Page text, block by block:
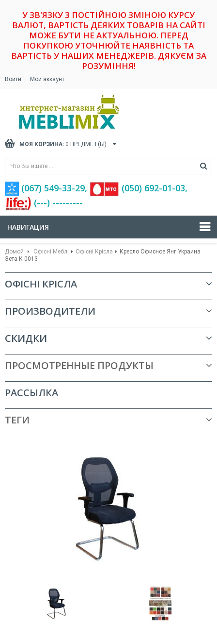
У ЗВ'ЯЗКУ З ПОСТІЙНОЮ ЗМІНОЮ КУРСУ
ВАЛЮТ, ВАРТІСТЬ ДЕЯКИХ ТОВАРІВ НА САЙТІ
МОЖЕ БУТИ НЕ АКТУАЛЬНОЮ. ПЕРЕД
ПОКУПКОЮ УТОЧНЮЙТЕ НАЯВНІСТЬ ТА
ВАРТІСТЬ У НАШИХ МЕНЕДЖЕРІВ. ДЯКУЄМ ЗА
РОЗУМІННЯ!
Войти Мой аккаунт
МОЯ КОРЗИНА: 0 ПРЕДМЕТ(Ы)
(067) 549-33-29,
(‎050) 692-01-03,
(---) ---------
НАВИГАЦИЯ
Домой Офісні Меблі Офісні Крісла
Кресло Офисное Янг Украина
Зета К 0013
ОФІСНІ КРІСЛА
ПРОИЗВОДИТЕЛИ
СКИДКИ
ПРОСМОТРЕННЫЕ ПРОДУКТЫ
РАССЫЛКА
ТЕГИ